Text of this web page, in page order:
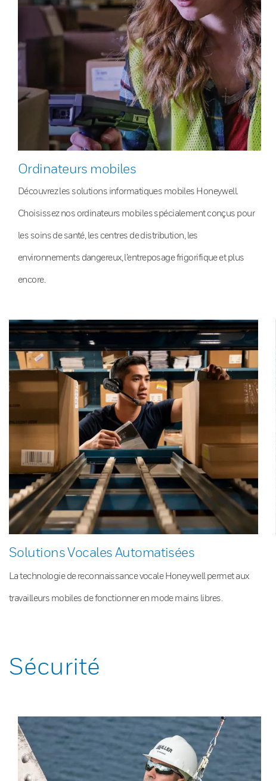
Ordinateurs mobiles
Découvrez les solutions informatiques mobiles Honeywell.
Choisissez nos ordinateurs mobiles spécialement conçus pour
les soins de santé, les centres de distribution, les
environnements dangereux, l’entreposage frigorifique et plus
encore.
Solutions Vocales Automatisées
La technologie de reconnaissance vocale Honeywell permet aux
travailleurs mobiles de fonctionner en mode mains libres.
Sécurité